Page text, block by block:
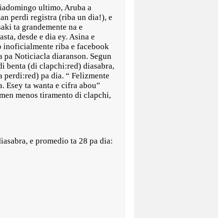
ultimo, Aruba a
perdi registra (riba un dia!), e
ta grandemente na e
desde e dia ey. Asina e
inoficialmente riba e facebook
pa Noticiacla diaranson. Segun
benta (di clapchi:red) diasabra,
perdi:red) pa dia. “ Felizmente
Esey ta wanta e cifra abou”
menos tiramento di clapchi,
e promedio ta 28 pa dia: